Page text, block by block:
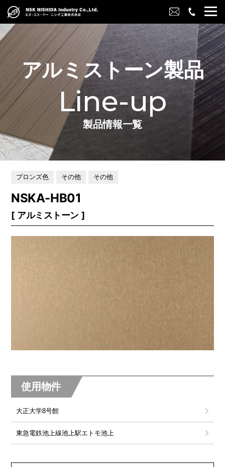
アルミストーン製品
Line-up
製品情報一覧
ブロンズ色 その他 その他
NSKA-HB01
アルミストーン
使用物件
大正大学8号館
東急電鉄池上線池上駅エトモ池上